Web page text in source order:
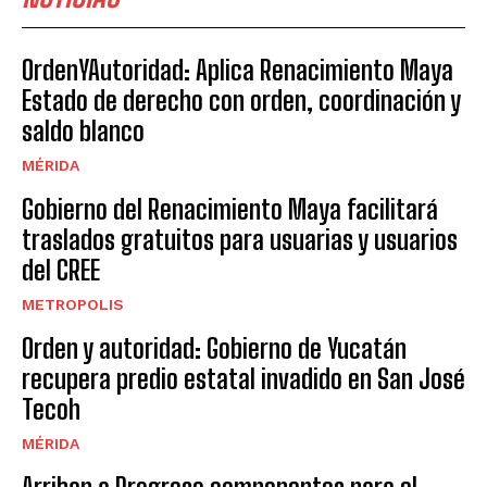
OrdenYAutoridad: Aplica Renacimiento Maya
Estado de derecho con orden, coordinación y
saldo blanco
MÉRIDA
Gobierno del Renacimiento Maya facilitará
traslados gratuitos para usuarias y usuarios
del CREE
METROPOLIS
Orden y autoridad: Gobierno de Yucatán
recupera predio estatal invadido en San José
Tecoh
MÉRIDA